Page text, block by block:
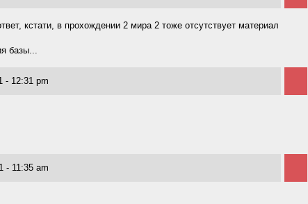
кстати, в прохождении 2 мира 2 тоже отсутствует материал
базы...
- 12:31 pm
- 11:35 am